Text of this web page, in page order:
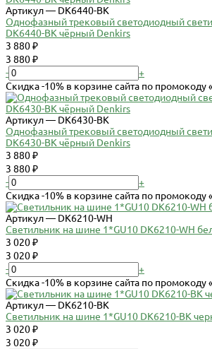
Артикул — DK6440-BK
Однофазный трековый светодиодный
DK6440-BK чёрный Denkirs
3 880 ₽
3 880 ₽
-
+
Скидка -10% в корзине сайта по
Артикул — DK6430-BK
Однофазный трековый светодиодный
DK6430-BK чёрный Denkirs
3 880 ₽
3 880 ₽
-
+
Скидка -10% в корзине сайта по
Артикул — DK6210-WH
Светильник на шине 1*GU10 DK6210-WH
3 020 ₽
3 020 ₽
-
+
Скидка -10% в корзине сайта по
Артикул — DK6210-BK
Светильник на шине 1*GU10 DK6210-BK
3 020 ₽
3 020 ₽